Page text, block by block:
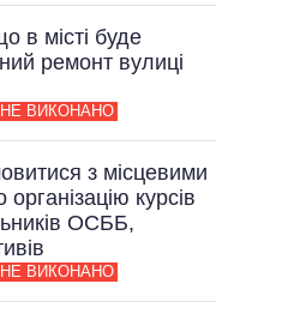
в місті буде
ремонт вулиці
НЕ ВИКОНАНО
з місцевими
курсів
ОСББ,
НЕ ВИКОНАНО